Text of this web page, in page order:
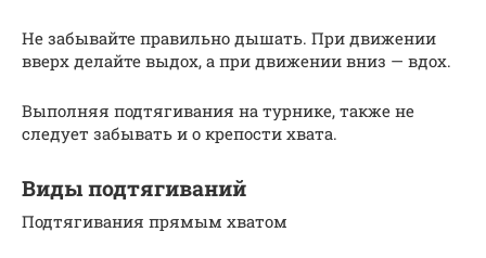
Не забывайте правильно дышать. При движении
вверх делайте выдох, а при движении вниз — вдох.
Выполняя подтягивания на турнике, также не
следует забывать и о крепости хвата.
Виды подтягиваний
Подтягивания прямым хватом